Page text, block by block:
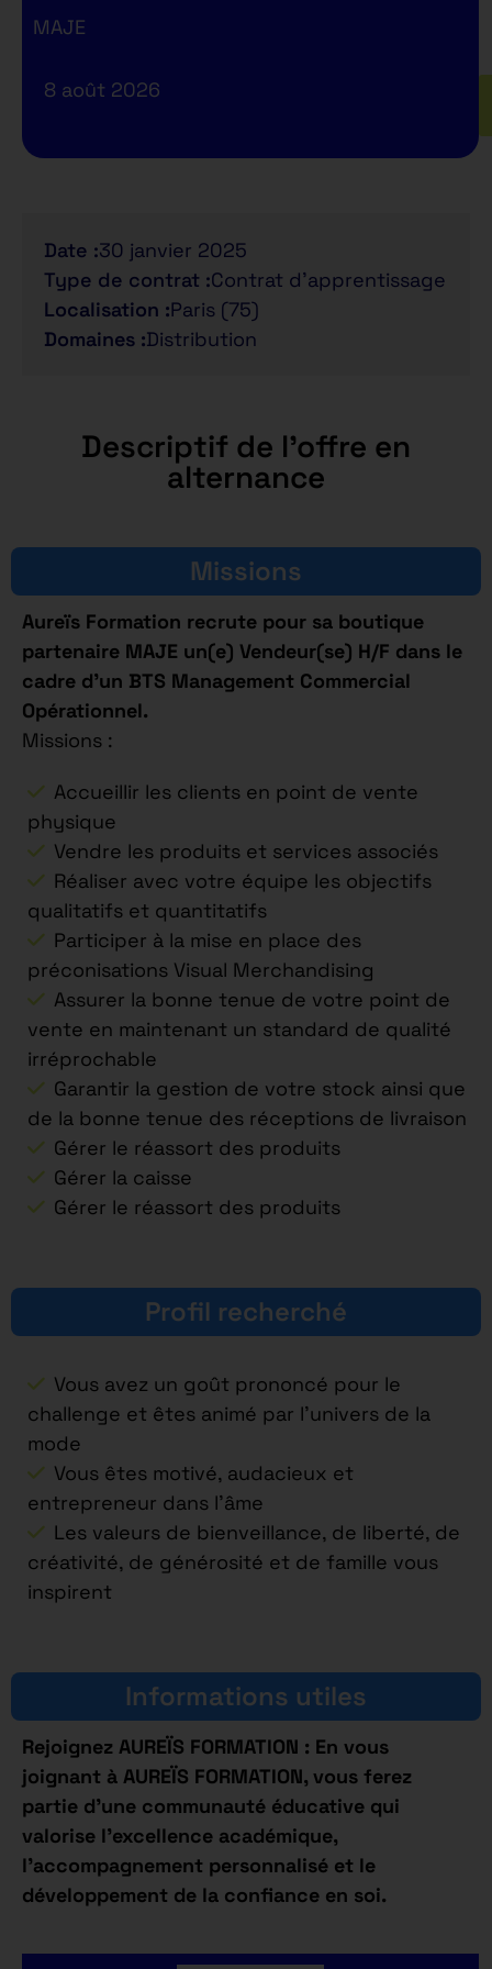
MAJE
8 août 2026
Date :30 janvier 2025
Type de contrat :Contrat d'apprentissage
Localisation :Paris (75)
Domaines :Distribution
Descriptif de l'offre en
alternance
Missions
Aureïs Formation recrute pour sa boutique
partenaire MAJE un(e) Vendeur(se) H/F dans le
cadre d’un BTS Management Commercial
Opérationnel.
Missions :
Accueillir les clients en point de vente
physique
Vendre les produits et services associés
Réaliser avec votre équipe les objectifs
qualitatifs et quantitatifs
Participer à la mise en place des
préconisations Visual Merchandising
Assurer la bonne tenue de votre point de
vente en maintenant un standard de qualité
irréprochable
Garantir la gestion de votre stock ainsi que
de la bonne tenue des réceptions de livraison
Gérer le réassort des produits
Gérer la caisse
Gérer le réassort des produits
Profil recherché
Vous avez un goût prononcé pour le
challenge et êtes animé par l’univers de la
mode
Vous êtes motivé, audacieux et
entrepreneur dans l’âme
Les valeurs de bienveillance, de liberté, de
créativité, de générosité et de famille vous
inspirent
Informations utiles
Rejoignez AUREÏS FORMATION : En vous
joignant à AUREÏS FORMATION, vous ferez
partie d’une communauté éducative qui
valorise l’excellence académique,
l’accompagnement personnalisé et le
développement de la confiance en soi.